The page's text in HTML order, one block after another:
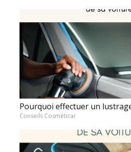
Pourquoi effectuer un
Conseils Cosméticar